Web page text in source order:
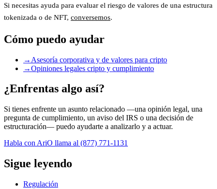
Si necesitas ayuda para evaluar el riesgo de valores de una estructura
tokenizada o de NFT, conversemos.
Cómo puedo ayudar
→ Asesoría corporativa y de valores para cripto
→Opiniones legales cripto y cumplimiento
¿Enfrentas algo así?
Si tienes enfrente un asunto relacionado —una opinión legal, una
pregunta de cumplimiento, un aviso del IRS o una decisión de
estructuración— puedo ayudarte a analizarlo y a actuar.
Habla con AriO llama al (877) 771-1131
Sigue leyendo
Regulación